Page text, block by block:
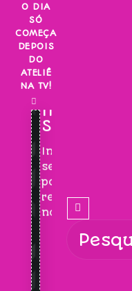
Skip
content
O DIA
SÓ
COMEÇA
DEPOIS
DO
ATELIÊ
NA TV!
INSCREVA-
SE!
Inscreva-
se
para
receber
novidades!